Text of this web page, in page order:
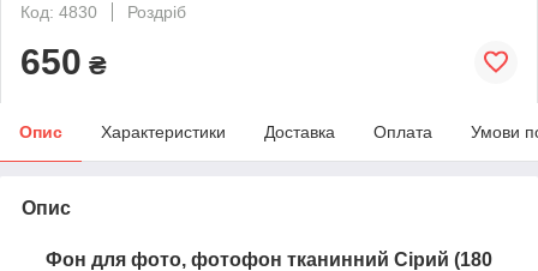
Код: 4830
Роздріб
650 ₴
Опис Характеристики Доставка Оплата Умови
Опис
Фон для фото, фотофон тканинний Сірий (180